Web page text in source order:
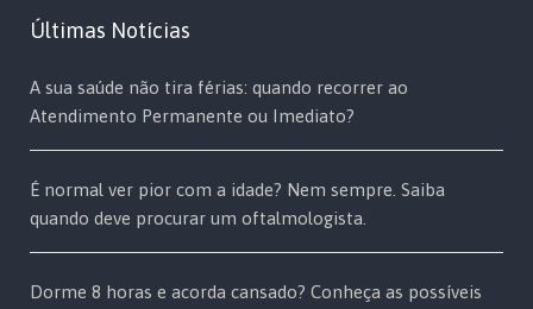
Últimas Notícias
A sua saúde não tira férias: quando recorrer ao
Atendimento Permanente ou Imediato?
É normal ver pior com a idade? Nem sempre. Saiba
quando deve procurar um oftalmologista.
Dorme 8 horas e acorda cansado? Conheça as possíveis